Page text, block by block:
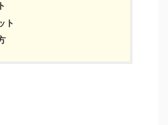
ト